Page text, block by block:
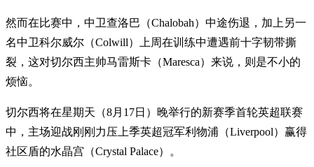
然而在比赛中，中卫查洛巴（Chalobah）中途伤退，加上另一
名中卫科尔威尔（Colwill）上周在训练中遭遇前十字韧带撕
裂，这对切尔西主帅马雷斯卡（Maresca）来说，则是不小的
烦恼。
切尔西将在星期天（8月17日）晚举行的新赛季首轮英超联赛
中，主场迎战刚刚力压上季英超冠军利物浦（Liverpool）赢得
社区盾的水晶宫（Crystal Palace）。